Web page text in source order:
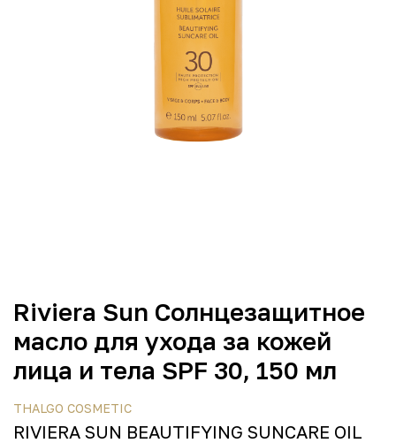
Riviera Sun Солнцезащитное
масло для ухода за кожей
лица и тела SPF 30, 150 мл
THALGO COSMETIC
RIVIERA SUN BEAUTIFYING SUNCARE OIL